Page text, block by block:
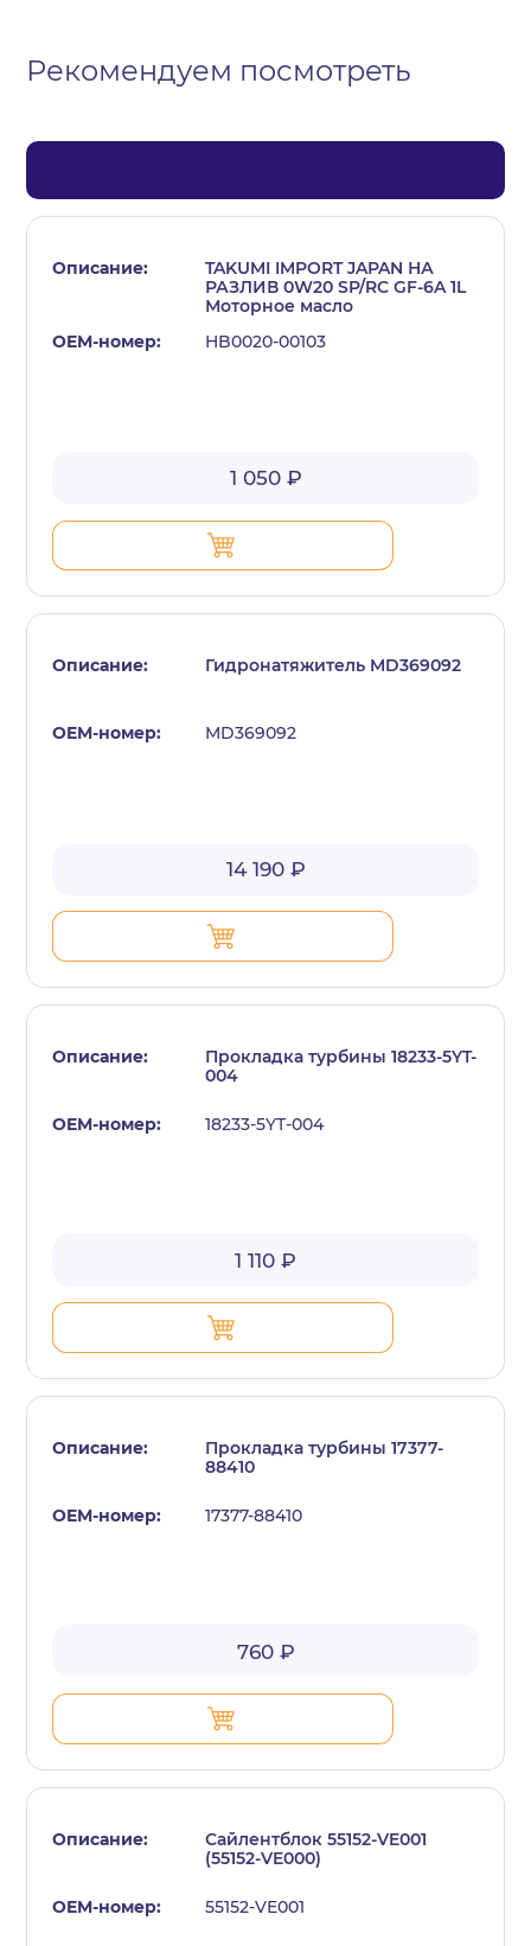
Рекомендуем посмотреть
TAKUMI IMPORT JAPAN НА
РАЗЛИВ 0W20 SP/RC GF-6A 1L
Моторное масло
HB0020-00103
1 050 ₽
Гидронатяжитель MD369092
MD369092
14 190 ₽
Прокладка турбины 18233-5YT-
004
18233-5YT-004
1 110 ₽
Прокладка турбины 17377-
88410
17377-88410
760 ₽
Сайлентблок 55152-VE001
(55152-VE000)
55152-VE001